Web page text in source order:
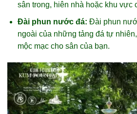
sân trong, hiên nhà hoặc khu vực
Đài phun nước đá: Đài phun
ngoài của những tảng đá tự
mộc mạc cho sân của bạn.